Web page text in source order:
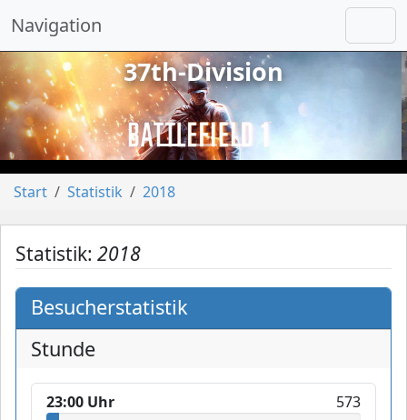
Navigation
vorheriges
37th-Division
Start Statistik 2018
Statistik: 2018
Besucherstatistik
Stunde
23:00 Uhr 573